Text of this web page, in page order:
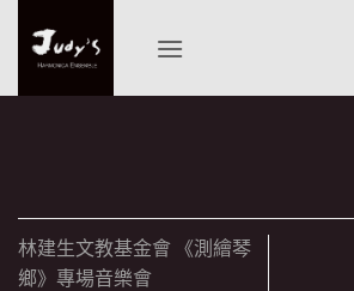
content
林建生文教基金會 《測繪琴
鄉》專場音樂會